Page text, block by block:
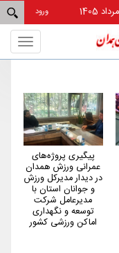
ورود
پیگیری پروژه‌های
عمرانی ورزش همدان
در دیدار مدیرکل ورزش
و جوانان استان با
مدیرعامل شرکت
توسعه و نگهداری
اماکن ورزشی کشور